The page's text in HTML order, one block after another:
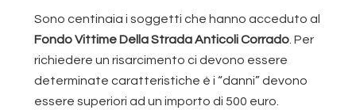
Sono centinaia i soggetti che hanno acceduto al
Fondo Vittime Della Strada Anticoli Corrado . Per
richiedere un risarcimento ci devono essere
determinate caratteristiche è i “danni” devono
essere superiori ad un importo di 500 euro.